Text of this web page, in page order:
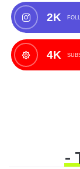
2K
4K
-